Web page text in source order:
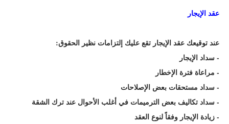
عقد الإيجار
عند توقيعك عقد الإيجار تقع عليك إلتزامات نظير الحقوق:
- سداد الإيجار
- مراعاة فترة الإخطار
- سداد مستحقات بعض الإصلاحات
- سداد تكاليف بعض الترميمات في أغلب الأحوال عند ترك الشقة
- زيادة الإيجار وفقاً لنوع العقد